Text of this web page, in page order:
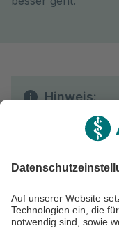
Hinweis:
Die in diesem
Informationen
allgemeinen
aktualisiert. Sie
professionelle